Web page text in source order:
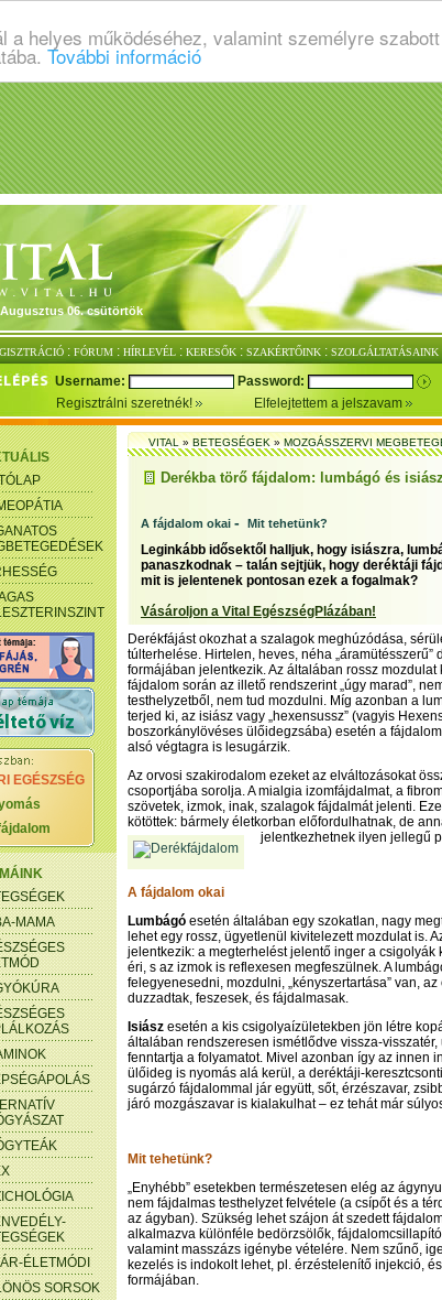
a helyes működéséhez, valamint személyre
További információ
Augusztus 06. csütörtök
: FÓRUM : HÍRLEVÉL : KERESŐK : SZAKÉRTŐINK : SZOLGÁLTATÁSAINK
Username: Password:
Regisztrálni szeretnék!
Elfelejtettem a jelszavam
EGÉSZSÉG
MAMA
ÉLETMÓDI
SORSOK
VITAL»BETEGSÉGEK»MOZGÁSSZERVI
Derékba törő fájdalom: lumbágó és isiász
A fájdalom okai - Mit tehetünk?
Leginkább idősektől halljuk, hogy isiászra,
panaszkodnak – talán sejtjük, hogy deréktáji
mit is jelentenek pontosan ezek a fogalmak?
Vásároljon a Vital EgészségPlázában!
Derékfájást okozhat a szalagok meghúzódása,
túlterhelése. Hirtelen, heves, néha
formájában jelentkezik. Az általában rossz
fájdalom során az illető rendszerint „úgy marad”,
testhelyzetből, nem tud mozdulni. Míg azonban a
terjed ki, az isiász vagy „hexensussz” (vagyis
boszorkánylövéses ülőidegzsába) esetén a
alsó végtagra is lesugárzik.
Az orvosi szakirodalom ezeket az elváltozásokat
csoportjába sorolja. A mialgia izomfájdalmat, a
szövetek, izmok, inak, szalagok fájdalmát jelenti.
kötöttek: bármely életkorban előfordulhatnak, de
jelentkezhetnek ilyen jellegű
A fájdalom okai
Lumbágó esetén általában egy szokatlan, nagy
lehet egy rossz, ügyetlenül kivitelezett mozdulat is.
jelentkezik: a megterhelést jelentő inger a csigolyák
éri, s az izmok is reflexesen megfeszülnek. A
felegyenesedni, mozdulni, „kényszertartása” van,
duzzadtak, feszesek, és fájdalmasak.
Isiász esetén a kis csigolyaízületekben jön létre
általában rendszeresen ismétlődve vissza-
fenntartja a folyamatot. Mivel azonban így az innen
ülőideg is nyomás alá kerül, a deréktáji-
sugárzó fájdalommal jár együtt, sőt, érzészavar,
járó mozgászavar is kialakulhat – ez tehát már
Mit tehetünk?
„Enyhébb” esetekben természetesen elég az
nem fájdalmas testhelyzet felvétele (a csípőt és a
az ágyban). Szükség lehet szájon át szedett
alkalmazva különféle bedörzsölők,
valamint masszázs igénybe vételére. Nem szűnő,
kezelés is indokolt lehet, pl. érzéstelenítő injekció,
formájában.